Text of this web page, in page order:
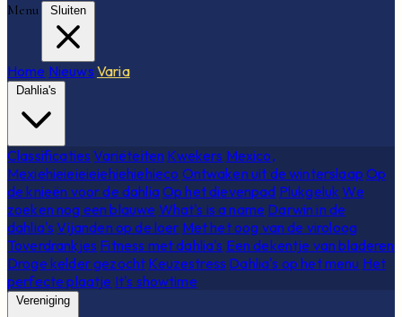
Menu Sluiten
Home Nieuws Varia
Dahlia's
Classificaties Variëteiten Kwekers Mexico,
Mexiehieieieieiehiehiehieco Ontwaken uit de winterslaap Op
de knieën voor de dahliaOp het dievenpad Plukgeluk We
zoeken nog een blauwe What's is a name Darwin in de
dahlia's Vijanden op de loer Met het oog van de viroloog
Toverdrankjes Fitness met dahlia's Een dekentje van bladeren
Droge kelder gezocht Keuzestress Dahlia's op het menu Het
perfecte plaatje It's showtime
Vereniging